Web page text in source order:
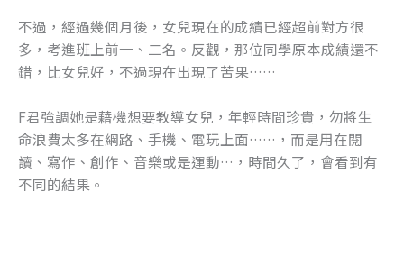
不過，經過幾個月後，女兒現在的成績已經超前對方很
多，考進班上前一、二名。反觀，那位同學原本成績還不
錯，比女兒好，不過現在出現了苦果……
F君強調她是藉機想要教導女兒，年輕時間珍貴，勿將生
命浪費太多在網路、手機、電玩上面……，而是用在閱
讀、寫作、創作、音樂或是運動…，時間久了，會看到有
不同的結果。